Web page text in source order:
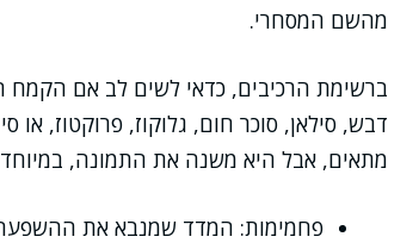
מהשם המסחרי.
ברשימת הרכיבים, כדאי לשים לב אם הקמח
דבש, סילאן, סוכר חום, גלוקוז, פרוקטוז,
מתאים, אבל היא משנה את התמונה, במיוחד
פחמימות: המדד שמנבא את ההשפעה